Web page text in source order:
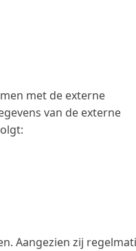
met de externe
van de externe
Aangezien zij